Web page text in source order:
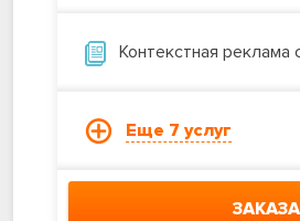
Контекстная реклама
Еще 7 услуг